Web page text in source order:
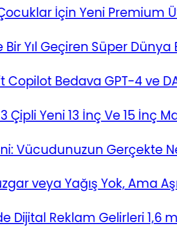
İçin Yeni Premium Üyelik
Geçiren Süper Dünya
Bedava GPT-4 ve DALL-E 3
13 İnç Ve 15 İnç MacBook
Gerçekte Ne
Yağış Yok, Ama Aşırı
Reklam Gelirleri 1,6 milyar